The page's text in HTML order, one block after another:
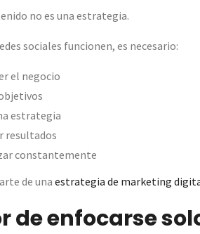
no es una estrategia.
sociales funcionen, es necesario:
el negocio
estrategia
resultados
constantemente
de una estrategia de marketing
de enfocarse